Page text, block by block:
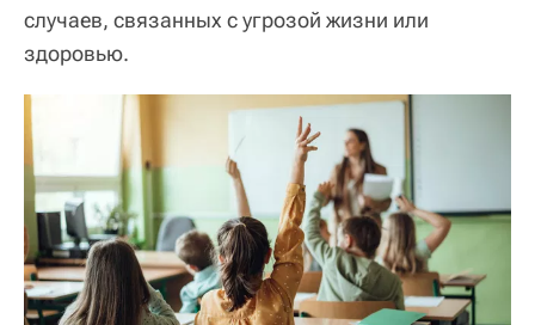
случаев, связанных с угрозой жизни или
здоровью.